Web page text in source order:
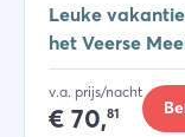
Leuke
het Veerse
v.a. prijs/nacht
€ 70,81